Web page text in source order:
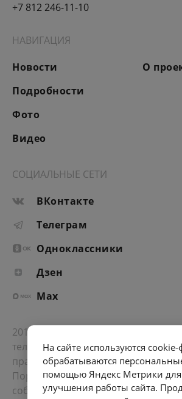
+7 812 246-11-10
НАВИГАЦИЯ
Новости
Подробности
Фото
Видео
О
СОЦИАЛЬНЫЕ СЕТИ
ВКонтакте
Телеграм
Одноклассники
Дзен
Max
2012-2026 © Портал «Электронное
телевидение правительства Санкт-
права защищены.
Портал Санкт-Петербурга- о его
событиях, последних новостях.
На сайте используются
обрабатываются
помощью Яндекс Метрики для
улучшения работы сайта.